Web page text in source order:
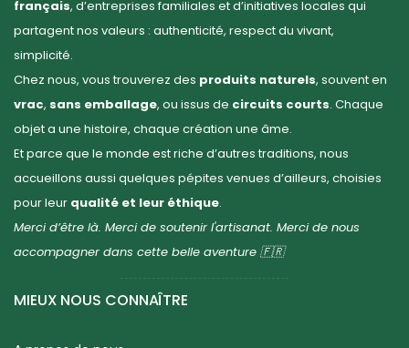
français, d’entreprises familiales et d’initiatives locales qui
partagent nos valeurs : authenticité, respect du vivant,
simplicité.
Chez nous, vous trouverez des produits naturels, souvent en
vrac, sans emballage, ou issus de circuits courts. Chaque
objet a une histoire, chaque création une âme.
Et parce que le monde est riche d’autres traditions, nous
accueillons aussi quelques pépites venues d’ailleurs, choisies
pour leur qualité et leur éthique.
Merci d’être là. Merci de soutenir l'artisanat. Merci de nous
accompagner dans cette belle aventure 🇫🇷
MIEUX NOUS CONNAÎTRE